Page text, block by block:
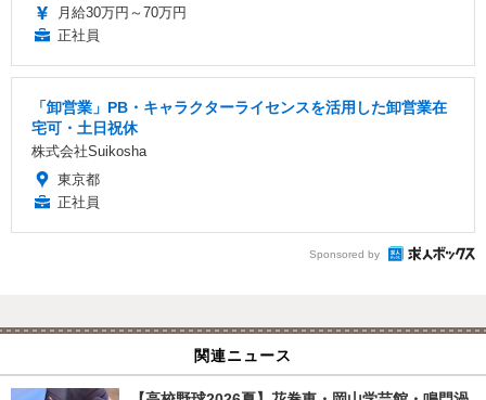
月給30万円～70万円
正社員
「卸営業」PB・キャラクターライセンスを活用した卸営業在
宅可・土日祝休
株式会社Suikosha
東京都
正社員
Sponsored by
関連ニュース